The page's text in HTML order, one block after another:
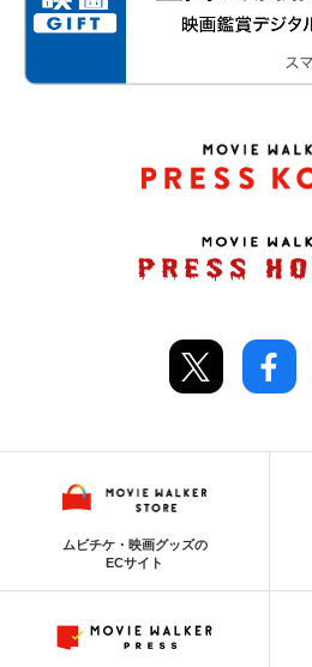
ムビチケ・映画グッズの
ECサイト